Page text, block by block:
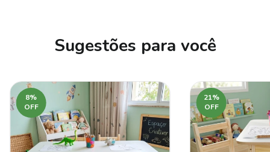
Sugestões para você
8%
OFF
21%
OFF